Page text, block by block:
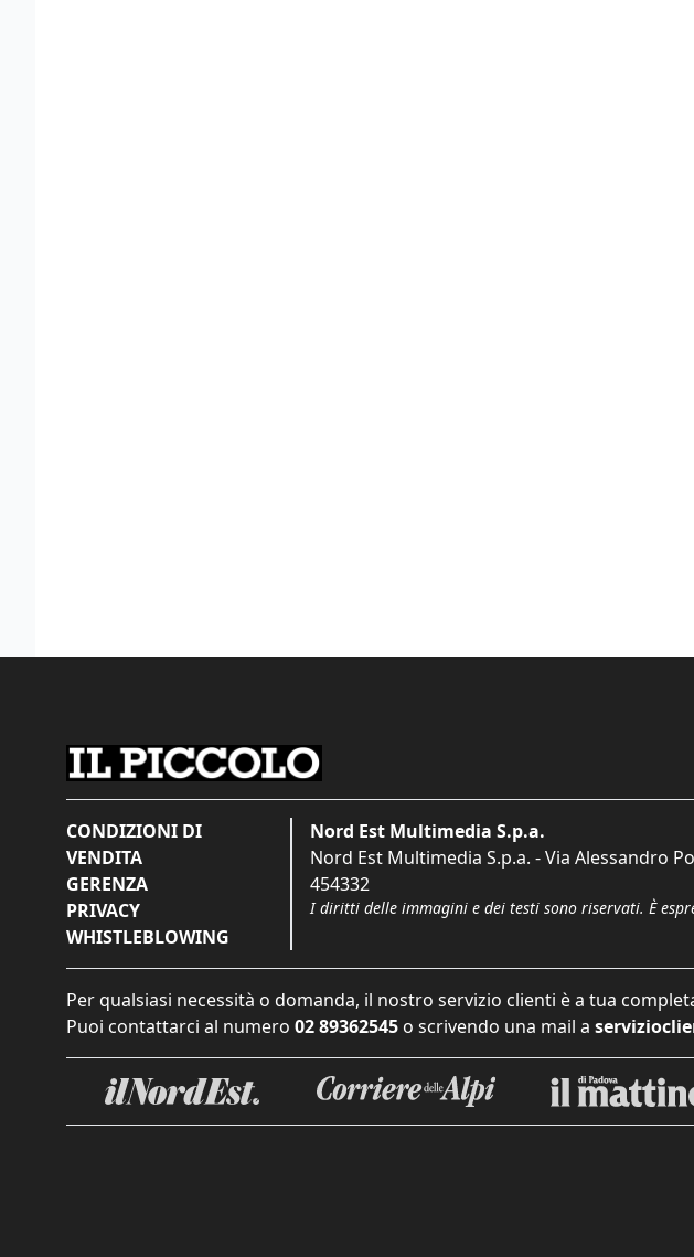
CONDIZIONI DI
VENDITA
GERENZA
PRIVACY
WHISTLEBLOWING
Nord Est Multimedia S.p.a.
Nord Est Multimedia S.p.a. - Via Alessandro
454332
I diritti delle immagini e dei testi sono riservati. È
Per qualsiasi necessità o domanda, il nostro servizio clienti è a tua
Puoi contattarci al numero 02 89362545 o scrivendo una mail a